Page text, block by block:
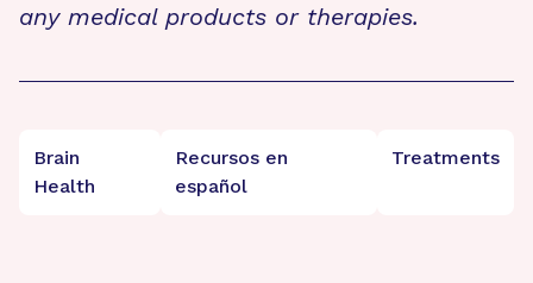
any medical products or therapies.
Brain
Health
Recursos en
español
Treatments